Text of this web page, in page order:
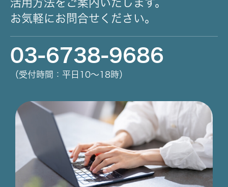
活用方法をご案内いたします。
お気軽にお問合せください。
03-6738-9686
（受付時間：平日10～18時）